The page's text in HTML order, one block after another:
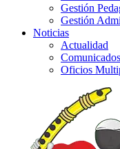
Gestión
Gestión
Noticias
Actualidad
Comunicados
Oficios